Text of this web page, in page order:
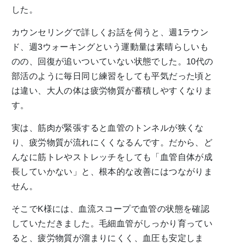
した。
カウンセリングで詳しくお話を伺うと、週1ラウン
ド、週3ウォーキングという運動量は素晴らしいも
のの、回復が追いついていない状態でした。10代の
部活のように毎日同じ練習をしても平気だった頃と
は違い、大人の体は疲労物質が蓄積しやすくなりま
す。
実は、筋肉が緊張すると血管のトンネルが狭くな
り、疲労物質が流れにくくなるんです。だから、ど
んなに筋トレやストレッチをしても「血管自体が成
長していかない」と、根本的な改善にはつながりま
せん。
そこでK様には、血流スコープで血管の状態を確認
していただきました。毛細血管がしっかり育ってい
ると、疲労物質が溜まりにくく、血圧も安定しま